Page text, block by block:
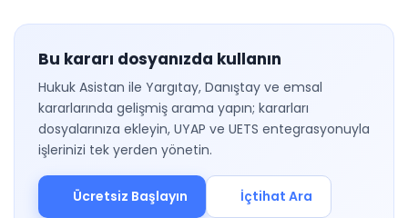
Bu kararı dosyanızda kullanın
Hukuk Asistan ile Yargıtay, Danıştay ve emsal
kararlarında gelişmiş arama yapın; kararları
dosyalarınıza ekleyin, UYAP ve UETS entegrasyonuyla
işlerinizi tek yerden yönetin.
Ücretsiz Başlayın İçtihat Ara